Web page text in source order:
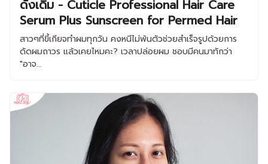
ดังเดิม - Cuticle Professional Hair Care
Serum Plus Sunscreen for Permed Hair
สาวๆที่ขี้เกียจทำผมทุกวัน คงหนีไม่พ้นตัวช่วยสำเร็จรูปด้วยการ
ดัดผมถาวร แล้วเคยไหมคะ? เวลาปล่อยผม ชอบมีคนมาทักว่า
"อาจ…